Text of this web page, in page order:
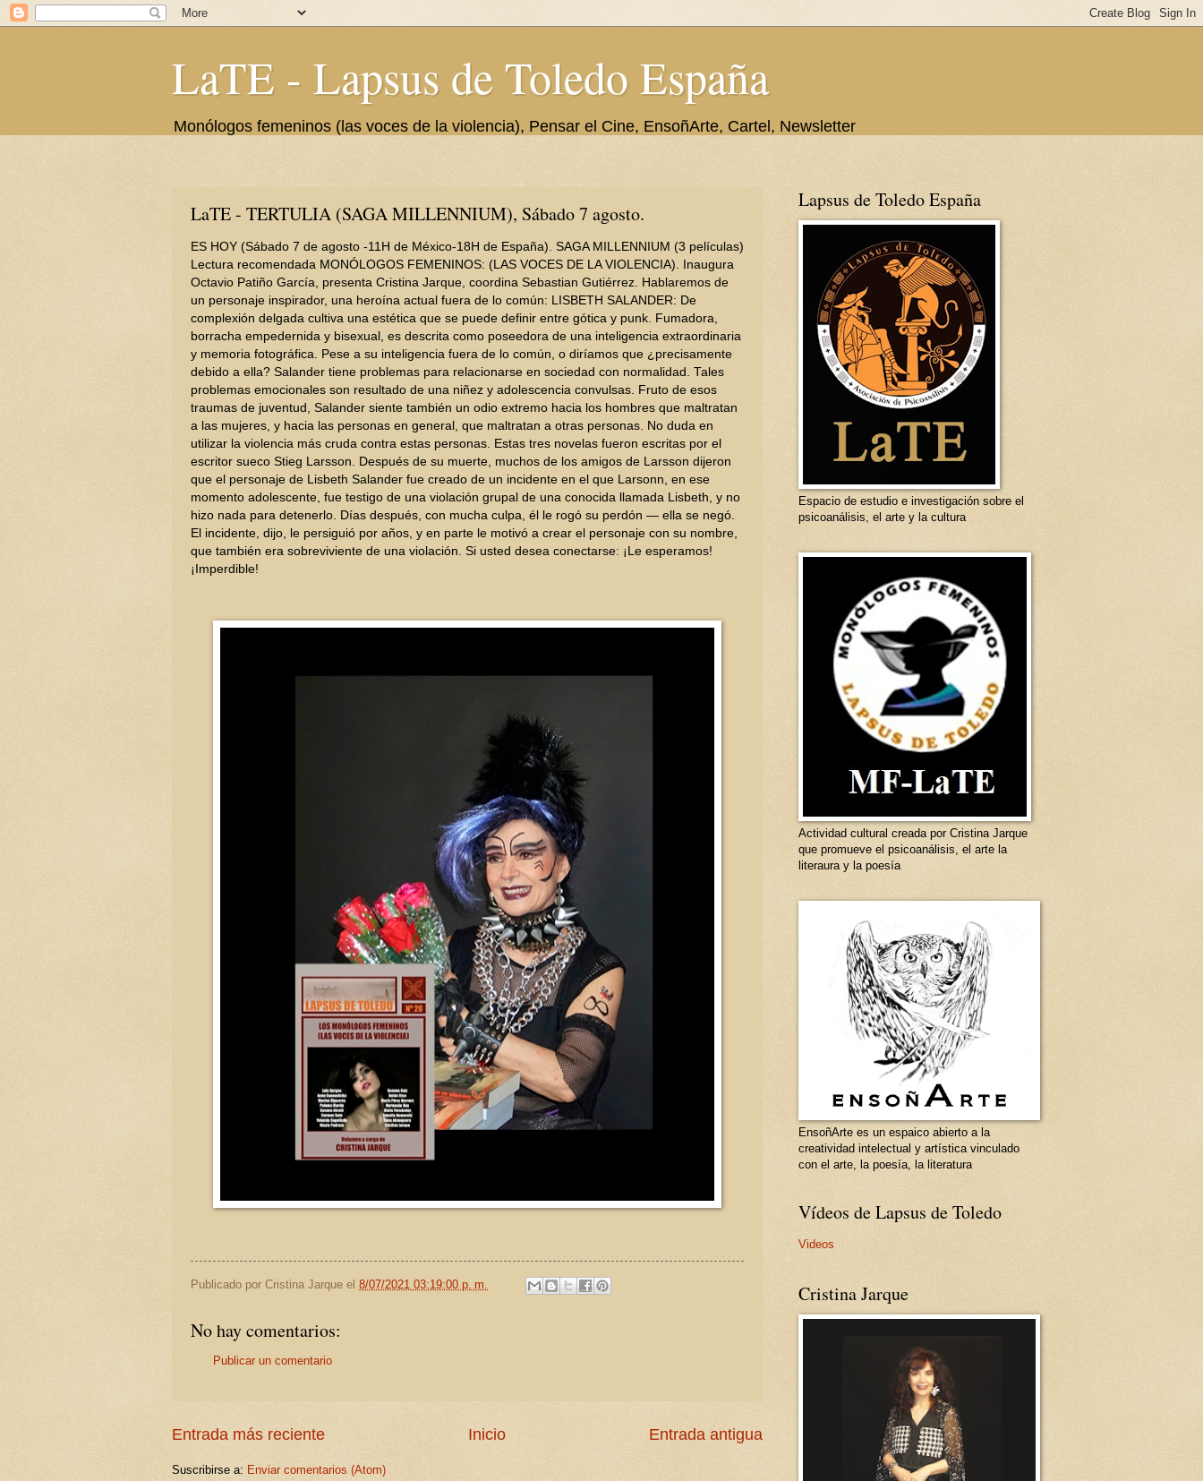
LaTE - Lapsus de Toledo España
Monólogos femeninos (las voces de la violencia), Pensar el Cine, EnsoñArte, Cartel, Newsletter
LaTE - TERTULIA (SAGA MILLENNIUM), Sábado 7 agosto.
ES HOY (Sábado 7 de agosto -11H de México-18H de España). SAGA MILLENNIUM (3 películas)
Lectura recomendada MONÓLOGOS FEMENINOS: (LAS VOCES DE LA VIOLENCIA). Inaugura
Octavio Patiño García, presenta Cristina Jarque, coordina Sebastian Gutiérrez. Hablaremos de
un personaje inspirador, una heroína actual fuera de lo común: LISBETH SALANDER: De
complexión delgada cultiva una estética que se puede definir entre gótica y punk.​ Fumadora,
borracha empedernida y bisexual, es descrita como poseedora de una inteligencia extraordinaria
y memoria fotográfica. Pese a su inteligencia fuera de lo común, o diríamos que ¿precisamente
debido a ella? Salander tiene problemas para relacionarse en sociedad con normalidad. Tales
problemas emocionales son resultado de una niñez y adolescencia convulsas. Fruto de esos
traumas de juventud, Salander siente también un odio extremo hacia los hombres que maltratan
a las mujeres, y hacia las personas en general, que maltratan a otras personas. No duda en
utilizar la violencia más cruda contra estas personas. Estas tres novelas fueron escritas por el
escritor sueco Stieg Larsson. Después de su muerte, muchos de los amigos de Larsson dijeron
que el personaje de Lisbeth Salander fue creado de un incidente en el que Larsonn, en ese
momento adolescente, fue testigo de una violación grupal de una conocida llamada Lisbeth, y no
hizo nada para detenerlo. Días después, con mucha culpa, él le rogó su perdón — ella se negó.
El incidente, dijo, le persiguió por años, y en parte le motivó a crear el personaje con su nombre,
que también era sobreviviente de una violación. Si usted desea conectarse: ¡Le esperamos!
¡Imperdible!
Publicado por Cristina Jarque el 8/07/2021 03:19:00 p. m.
No hay comentarios:
Publicar un comentario
Entrada más reciente Entrada antigua
Inicio
Suscribirse a: Enviar comentarios (Atom)
Lapsus de Toledo España
Espacio de estudio e investigación sobre el
psicoanálisis, el arte y la cultura
Actividad cultural creada por Cristina Jarque
que promueve el psicoanálisis, el arte la
literaura y la poesía
EnsoñArte es un espaico abierto a la
creatividad intelectual y artística vinculado
con el arte, la poesía, la literatura
Vídeos de Lapsus de Toledo
Videos
Cristina Jarque